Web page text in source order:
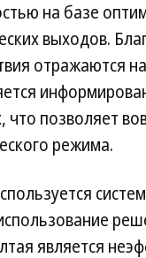
на базе
выходов.
отражаются
что позволяет
режима.
является